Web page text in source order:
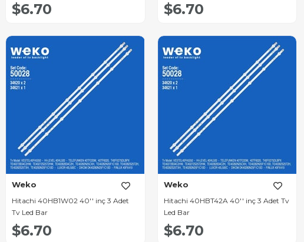
$6.70 $6.70
Weko
Hitachi 40HB1W02 40'' inç 3 Adet
Tv Led Bar
$6.70
Weko
Hitachi 40HBT42A 40'' inç 3 Adet Tv
Led Bar
$6.70